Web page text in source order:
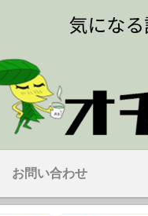
お問い合わせ